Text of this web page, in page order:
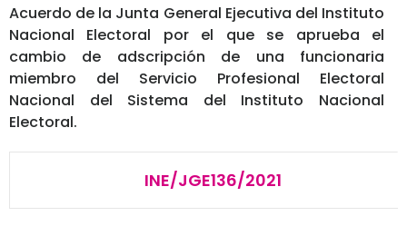
Acuerdo de la Junta General Ejecutiva del Instituto
Nacional Electoral por el que se aprueba el
cambio de adscripción de una funcionaria
miembro del Servicio Profesional Electoral
Nacional del Sistema del Instituto Nacional
Electoral.
INE/JGE136/2021